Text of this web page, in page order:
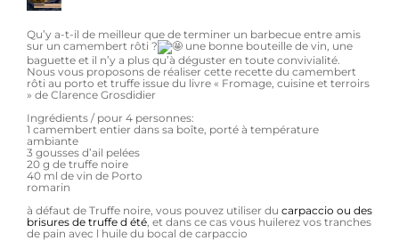
Qu’y a-t-il de meilleur que de terminer un barbecue entre amis
sur un camembert rôti ?
une bonne bouteille de vin, une
baguette et il n’y a plus qu’à déguster en toute convivialité.
Nous vous proposons de réaliser cette recette du camembert
rôti au porto et truffe issue du livre « Fromage, cuisine et terroirs
» de Clarence Grosdidier
Ingrédients / pour 4 personnes:
1 camembert entier dans sa boîte, porté à température
ambiante
3 gousses d’ail pelées
20 g de truffe noire
40 ml de vin de Porto
romarin
à défaut de Truffe noire, vous pouvez utiliser du carpaccio ou des
brisures de truffe d été, et dans ce cas vous huilerez vos tranches
de pain avec l huile du bocal de carpaccio